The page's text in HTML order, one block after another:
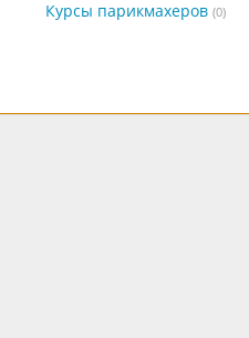
Курсы парикмахеров (0)